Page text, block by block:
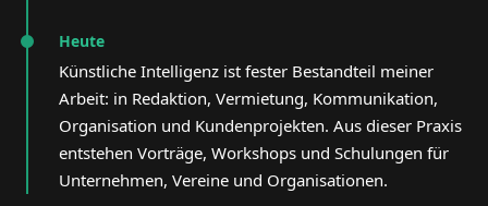
Heute
Künstliche Intelligenz ist fester Bestandteil meiner
Arbeit: in Redaktion, Vermietung, Kommunikation,
Organisation und Kundenprojekten. Aus dieser Praxis
entstehen Vorträge, Workshops und Schulungen für
Unternehmen, Vereine und Organisationen.